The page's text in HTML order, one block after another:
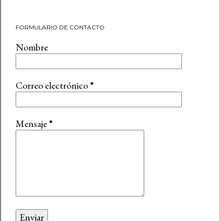
FORMULARIO DE CONTACTO
Nombre
Correo electrónico*
Mensaje*